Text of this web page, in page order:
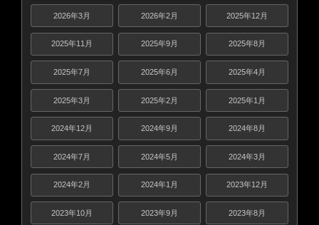
2026年3月 2026年2月 2025年12月
2025年11月 2025年9月 2025年8月
2025年7月 2025年6月 2025年4月
2025年3月 2025年2月 2025年1月
2024年12月 2024年9月 2024年8月
2024年7月 2024年5月 2024年3月
2024年2月 2024年1月 2023年12月
2023年10月 2023年9月 2023年8月